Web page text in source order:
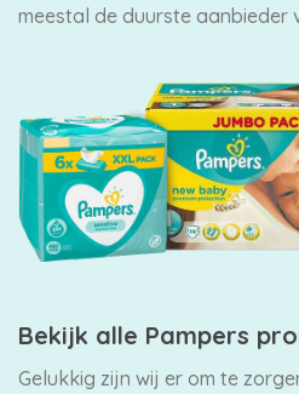
meestal de duurste aanbieder
Bekijk alle Pampers
Gelukkig zijn wij er om te